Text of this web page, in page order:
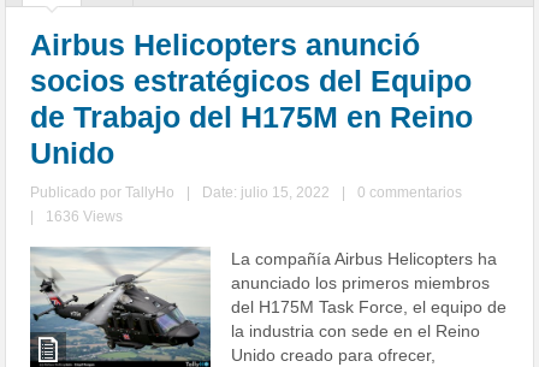
Airbus Helicopters anunció
socios estratégicos del Equipo
de Trabajo del H175M en Reino
Unido
Publicado porTallyHo Date: julio 15, 2022
0 commentarios
1636 Views
La compañía Airbus Helicopters ha
anunciado los primeros miembros
del H175M Task Force, el equipo de
la industria con sede en el Reino
Unido creado para ofrecer,